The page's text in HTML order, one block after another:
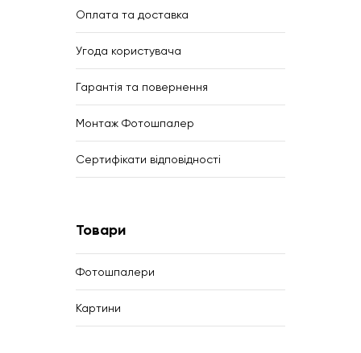
Оплата та доставка
Угода користувача
Гарантія та повернення
Монтаж Фотошпалер
Сертифікати відповідності
Товари
Фотошпалери
Картини